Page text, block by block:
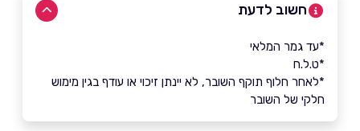
חשוב לדעת
*עד גמר המלאי
*ט.ל.ח
*לאחר חלוף תוקף השובר, לא יינתן זיכוי או עודף בגין מימוש
חלקי של השובר